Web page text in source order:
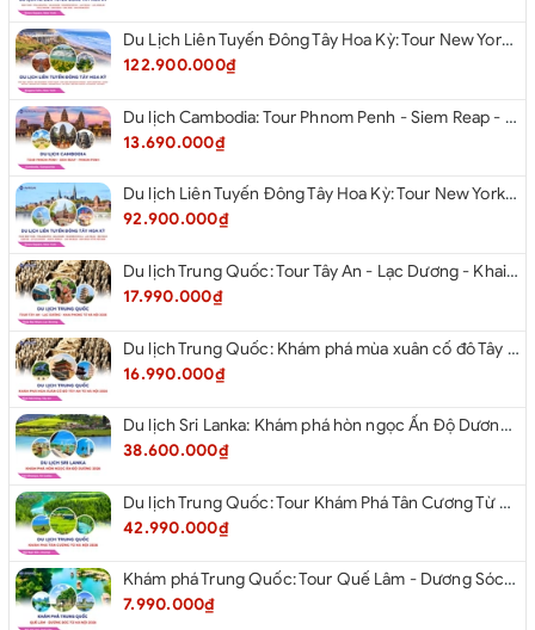
Du Lịch Liên Tuyến Đông Tây Hoa Kỳ: Tour New York - Boston - New Hampshire - Artist’s Bluff - Echo Lake Kancamagus Highway - White Mountains - Albany - Buffalo - Niagara Falls Corning - Washington Dc - Las Vegas - Red Rock Canyon - Los Angeles - San Diego Từ Hà Nội 2026
122.900.000₫
Du lịch Cambodia: Tour Phnom Penh - Siem Reap - Phnom Penh
13.690.000₫
Du lịch Liên Tuyến Đông Tây Hoa Kỳ: Tour New York - Philadelphia - Delaware - Washington D.C - Las Vegas - Red rock Canyon - Little Saigon - Santa Monica - Los Angeles - San Diego từ Hà Nội 2026
92.900.000₫
Du lịch Trung Quốc: Tour Tây An - Lạc Dương - Khai Phong từ Hà Nội 2026
17.990.000₫
Du lịch Trung Quốc: Khám phá mùa xuân cố đô Tây An từ Hà Nội 2026
16.990.000₫
Du lịch Sri Lanka: Khám phá hòn ngọc Ấn Độ Dương 2026
38.600.000₫
Du lịch Trung Quốc: Tour Khám Phá Tân Cương Từ Hà Nội 2026
42.990.000₫
Khám phá Trung Quốc: Tour Quế Lâm - Dương Sóc từ Hà Nội 2026
7.990.000₫